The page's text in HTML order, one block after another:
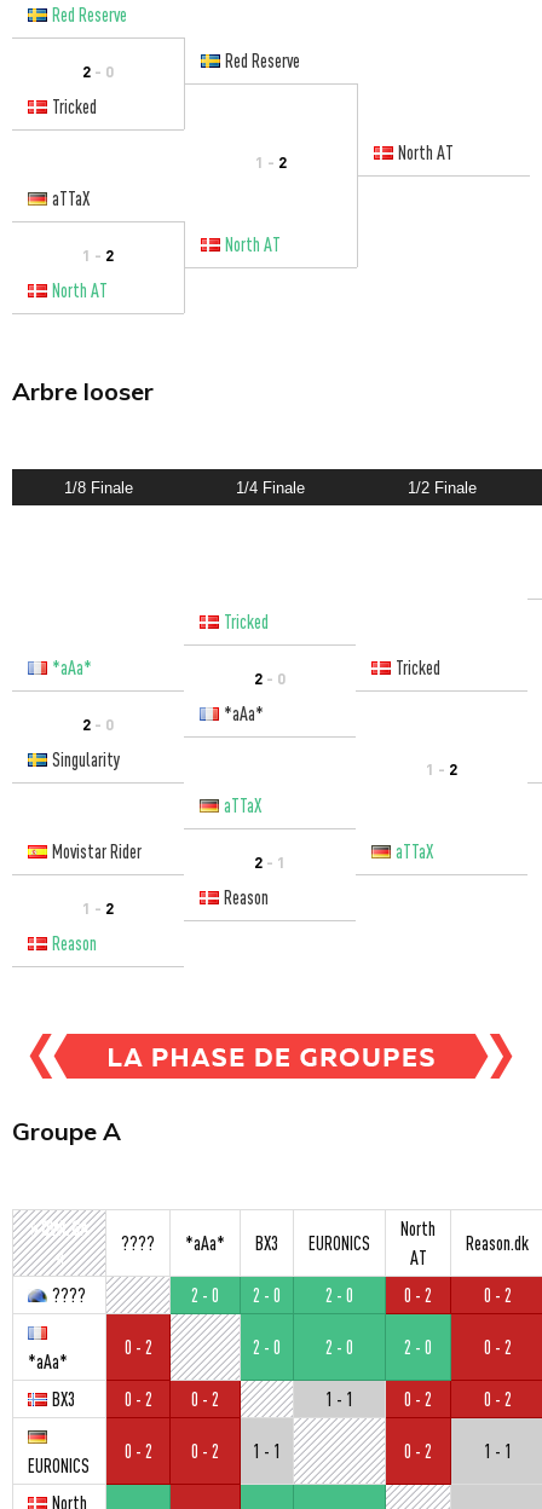
Red Reserve
2 - 0
Red Reserve
Tricked
1 - 2
North AT
aTTaX
1 - 2
North AT
North AT
Arbre looser
1/8 Finale 1/4 Finale 1/2 Finale
Tricked
*aAa*
2 - 0 Tricked
2 - 0
*aAa*
Singularity
1 - 2
aTTaX
Movistar Rider
2 - 1 aTTaX
1 - 2
Reason
Reason
Groupe A
» DWL GA
«
???? *aAa* BX3 EURONICS
North
AT
Reason.dk
???? 2 - 0 2 - 0 2 - 0 0 - 2 0 - 2
*aAa*
0 - 2 2 - 0 2 - 0 2 - 0 0 - 2
BX3 0 - 2 0 - 2 1 - 1 0 - 2 0 - 2
EURONICS
0 - 2 0 - 2 1 - 1 0 - 2 1 - 1
North